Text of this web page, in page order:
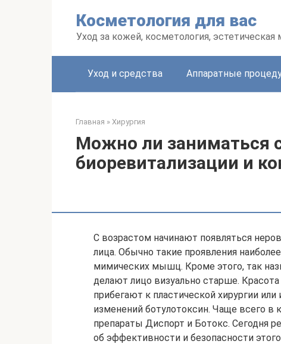
Косметология для вас
Уход за кожей, косметология, эстетическая
Уход и средства Аппаратные
Главная » Хирургия
Можно ли заниматься
биоревитализации и
С возрастом начинают появляться
лица. Обычно такие проявления
мимических мышц. Кроме этого, так
делают лицо визуально старше.
прибегают к пластической хирургии
изменений ботулотоксин. Чаще всего в
препараты Диспорт и Ботокс. Сегодня
об эффективности и безопасности